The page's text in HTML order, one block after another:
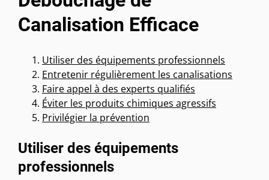
Canalisation Efficace
Utiliser des équipements professionnels
Entretenir régulièrement les canalisations
Faire appel à des experts qualifiés
Éviter les produits chimiques agressifs
Privilégier la prévention
Utiliser des équipements
professionnels